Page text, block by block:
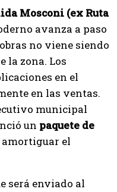
Mosconi (ex Ruta
avanza a paso
no viene siendo
la zona. Los
en el
en las ventas.
municipal
un paquete de
amortiguar el
será enviado al